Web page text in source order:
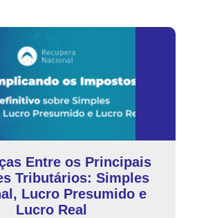
Entre os Principais
Tributários: Simples
Lucro Presumido e
Lucro Real